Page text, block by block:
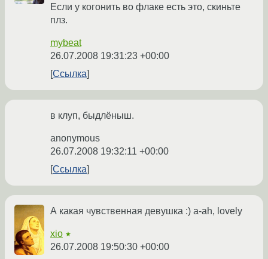
Если у когонить во флаке есть это, скиньте
плз.
mybeat
26.07.2008 19:31:23 +00:00
Ссылка
в клуп, быдлёныш.
anonymous
26.07.2008 19:32:11 +00:00
Ссылка
А какая чувственная девушка :) a-ah, lovely
xio ★
26.07.2008 19:50:30 +00:00